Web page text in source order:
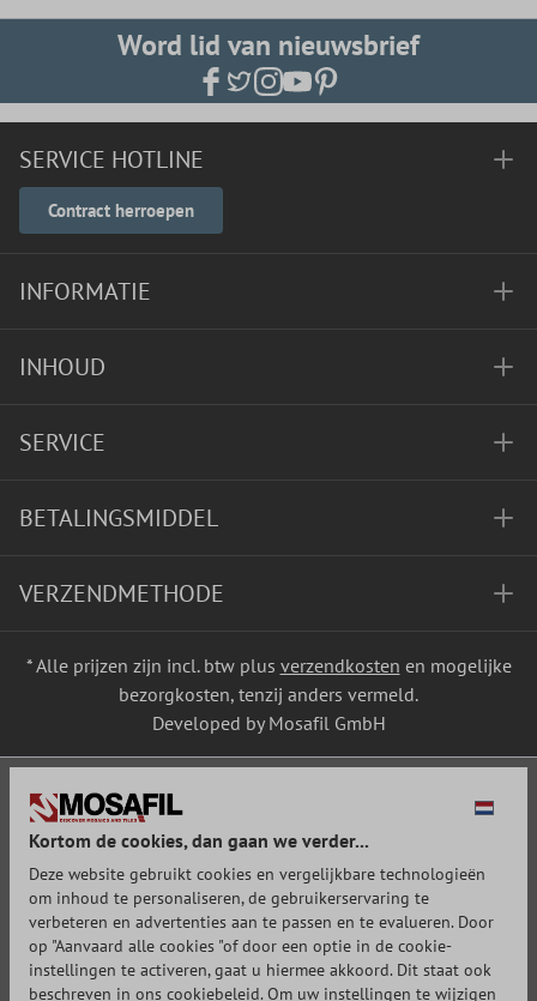
Word lid van nieuwsbrief
SERVICE HOTLINE
Contract herroepen
INFORMATIE
INHOUD
SERVICE
BETALINGSMIDDEL
VERZENDMETHODE
* Alle prijzen zijn incl. btw plus verzendkosten en mogelijke
bezorgkosten, tenzij anders vermeld.
Developed by Mosafil GmbH
Kortom de cookies, dan gaan we verder...
Deze website gebruikt cookies en vergelijkbare technologieën
om inhoud te personaliseren, de gebruikerservaring te
verbeteren en advertenties aan te passen en te evalueren. Door
op "Aanvaard alle cookies "of door een optie in de cookie-
instellingen te activeren, gaat u hiermee akkoord. Dit staat ook
beschreven in ons cookiebeleid. Om uw instellingen te wijzigen